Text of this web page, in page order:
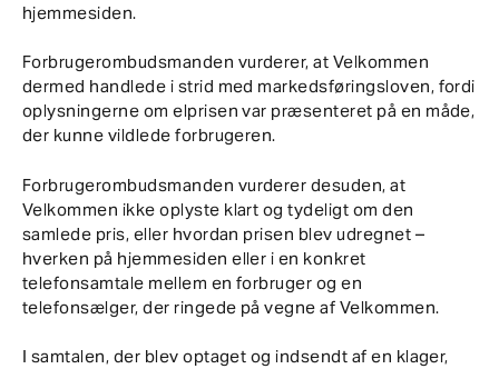
hjemmesiden.
Forbrugerombudsmanden vurderer, at Velkommen
dermed handlede i strid med markedsføringsloven, fordi
oplysningerne om elprisen var præsenteret på en måde,
der kunne vildlede forbrugeren.
Forbrugerombudsmanden vurderer desuden, at
Velkommen ikke oplyste klart og tydeligt om den
samlede pris, eller hvordan prisen blev udregnet –
hverken på hjemmesiden eller i en konkret
telefonsamtale mellem en forbruger og en
telefonsælger, der ringede på vegne af Velkommen.
I samtalen, der blev optaget og indsendt af en klager,